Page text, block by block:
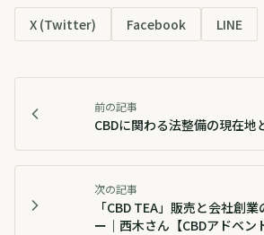
X (Twitter) Facebook LINE
前の記事
CBDに関わる法整備の現在地
次の記事
「CBD TEA」販売と会社創
ー｜西木さん【CBDアドベン